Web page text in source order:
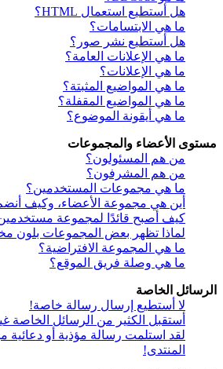
هل أستطيع استعمال HTML؟
ما هي الابتسامات؟
هل أستطيع نشر صور؟
ما هي الإعلانات العامة؟
ما هي الإعلانات؟
ما هي المواضيع المثبتة؟
ما هي المواضيع المقفلة؟
ما هي أيقونة الموضوع؟
مستوى الأعضاء والمجموعات
من هم المسئولون؟
من هم المشرفون؟
ما هي مجموعات المستخدمين؟
أين هي مجموعة الأعضاء، وكيف
كيف أصبح قائدًا لمجموعة
لماذا تظهر بعض المجموعات بلون
ما هي المجموعة الافتراضية؟
ما هي وصلة فريق الموقع؟
الرسائل الخاصة
لا أستطيع إرسال رسالة خاصة!
أستقبل الكثير من الرسائل الخاصة
لقد استلمت رسالة مؤذية أو
المنتدى!